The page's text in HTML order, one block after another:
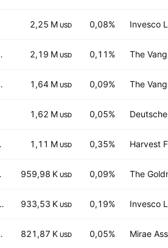
2,25 M USD 0,08% Invesco
ETF 2,19 M USD 0,11% The
ETF 1,64 M USD 0,09% The
1,62 M USD 0,05%
ETF 1,11 M USD 0,35% Harvest
ETF 959,98 K USD 0,09% The
UCITS ETF 933,53 K USD 0,19% Invesco
ETF 821,87 K USD 0,05% Mirae